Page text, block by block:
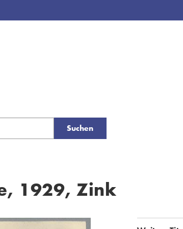
Suchen
1929, Zink